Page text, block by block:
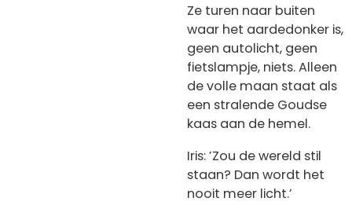
Ze turen naar buiten
waar het aardedonker is,
geen autolicht, geen
fietslampje, niets. Alleen
de volle maan staat als
een stralende Goudse
kaas aan de hemel.
Iris: ’Zou de wereld stil
staan? Dan wordt het
nooit meer licht.’